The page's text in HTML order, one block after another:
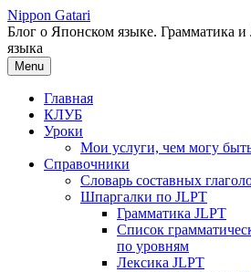
Перейти
к
содержимому
Nippon Gatari
Блог о Японском языке. Грамматика и
языка
Menu
Главная
КЛУБ
Уроки
Мои услуги, чем могу
Справочники
Словарь составных
Шпаргалки по JLPT
Грамматика JLPT
Список
по уровням
Лексика JLPT